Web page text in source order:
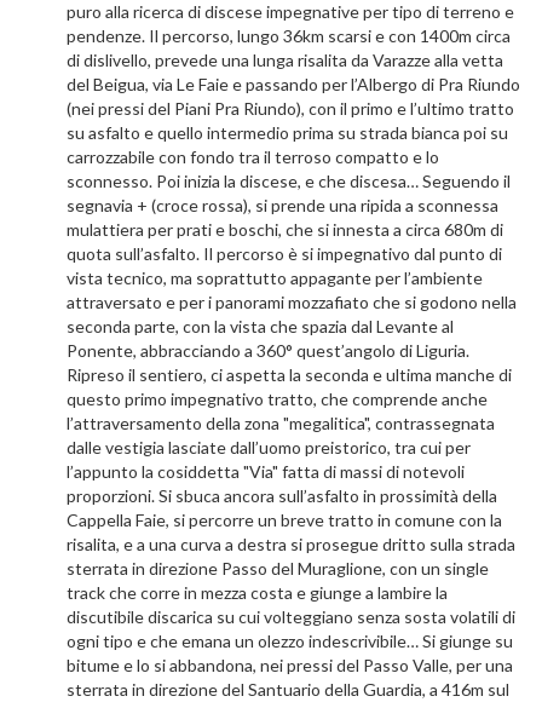
puro alla ricerca di discese impegnative per tipo di terreno e
pendenze. Il percorso, lungo 36km scarsi e con 1400m circa
di dislivello, prevede una lunga risalita da Varazze alla vetta
del Beigua, via Le Faie e passando per l’Albergo di Pra Riundo
(nei pressi del Piani Pra Riundo), con il primo e l’ultimo tratto
su asfalto e quello intermedio prima su strada bianca poi su
carrozzabile con fondo tra il terroso compatto e lo
sconnesso. Poi inizia la discese, e che discesa… Seguendo il
segnavia + (croce rossa), si prende una ripida a sconnessa
mulattiera per prati e boschi, che si innesta a circa 680m di
quota sull’asfalto. Il percorso è si impegnativo dal punto di
vista tecnico, ma soprattutto appagante per l’ambiente
attraversato e per i panorami mozzafiato che si godono nella
seconda parte, con la vista che spazia dal Levante al
Ponente, abbracciando a 360° quest’angolo di Liguria.
Ripreso il sentiero, ci aspetta la seconda e ultima manche di
questo primo impegnativo tratto, che comprende anche
l’attraversamento della zona "megalitica", contrassegnata
dalle vestigia lasciate dall’uomo preistorico, tra cui per
l’appunto la cosiddetta "Via" fatta di massi di notevoli
proporzioni. Si sbuca ancora sull’asfalto in prossimità della
Cappella Faie, si percorre un breve tratto in comune con la
risalita, e a una curva a destra si prosegue dritto sulla strada
sterrata in direzione Passo del Muraglione, con un single
track che corre in mezza costa e giunge a lambire la
discutibile discarica su cui volteggiano senza sosta volatili di
ogni tipo e che emana un olezzo indescrivibile… Si giunge su
bitume e lo si abbandona, nei pressi del Passo Valle, per una
sterrata in direzione del Santuario della Guardia, a 416m sul